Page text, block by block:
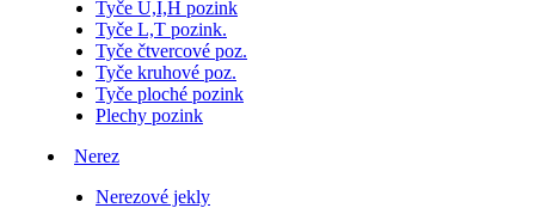
Tyče U,I,H pozink
Tyče L,T pozink.
Tyče čtvercové poz.
Tyče kruhové poz.
Tyče ploché pozink
Plechy pozink
Nerez
Nerezové jekly